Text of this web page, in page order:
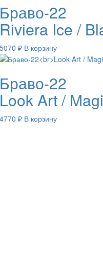
Браво-22
Riviera Ice /
5070 ₽ В корзину
Браво-22
Look Art /
4770 ₽ В корзину